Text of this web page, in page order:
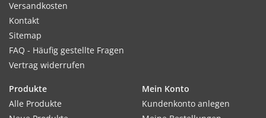
Versandkosten
Kontakt
Sitemap
FAQ - Häufig gestellte Fragen
Vertrag widerrufen
Produkte
Alle Produkte
Mein Konto
Kundenkonto anlegen